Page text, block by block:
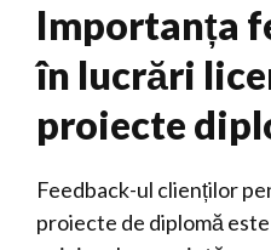
Importanța
în lucrări
proiecte
Feedback-ul clienților
proiecte de diplomă